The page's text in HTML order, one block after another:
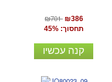
₪701 ₪386
תחסוך: 45%
קנה עכשיו